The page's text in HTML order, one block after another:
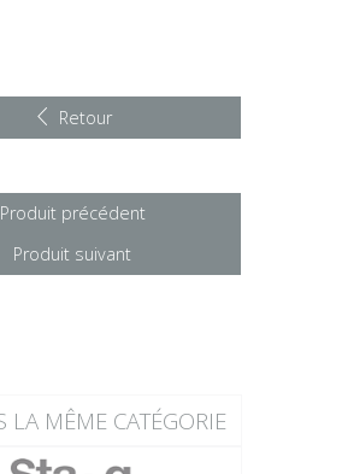
Retour
Produit précédent
Produit suivant
LA MÊME CATÉGORIE